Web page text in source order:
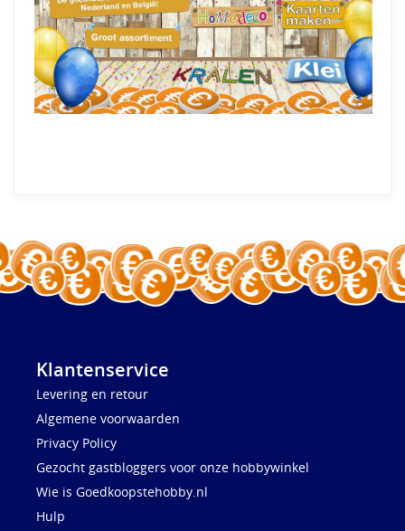
Klantenservice
Levering en retour
Algemene voorwaarden
Privacy Policy
Gezocht gastbloggers voor onze hobbywinkel
Wie is Goedkoopstehobby.nl
Hulp